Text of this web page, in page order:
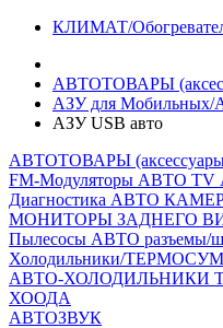
КЛИМАТ/
АВТОТОВАРЫ
АЗУ для Мобильных/
АЗУ USB авто
АВТОТОВАРЫ
FM-Модуляторы АВТО TV
Диагностика АВТО
МОНИТОРЫ ЗАДНЕГО
Пылесосы АВТО разъемы/
Холодильники/
АВТО-ХОЛОДИЛЬНИКИ
ХООДА
АВТОЗВУК